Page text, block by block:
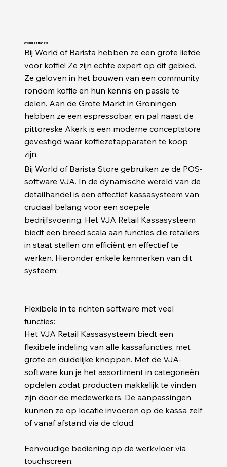
World of Barista
Bij World of Barista hebben ze een grote liefde
voor koffie! Ze zijn echte expert op dit gebied.
Ze geloven in het bouwen van een community
rondom koffie en hun kennis en passie te
delen. Aan de Grote Markt in Groningen
hebben ze een espressobar, en pal naast de
pittoreske Akerk is een moderne conceptstore
gevestigd waar koffiezetapparaten te koop
zijn.
Bij World of Barista Store gebruiken ze de POS-
software VJA. In de dynamische wereld van de
detailhandel is een effectief kassasysteem van
cruciaal belang voor een soepele
bedrijfsvoering. Het VJA Retail Kassasysteem
biedt een breed scala aan functies die retailers
in staat stellen om efficiënt en effectief te
werken. Hieronder enkele kenmerken van dit
systeem:
Flexibele in te richten software met veel
functies:
Het VJA Retail Kassasysteem biedt een
flexibele indeling van alle kassafuncties, met
grote en duidelijke knoppen. Met de VJA-
software kun je het assortiment in categorieën
opdelen zodat producten makkelijk te vinden
zijn door de medewerkers. De aanpassingen
kunnen ze op locatie invoeren op de kassa zelf
of vanaf afstand via de cloud.
Eenvoudige bediening op de werkvloer via
touchscreen: